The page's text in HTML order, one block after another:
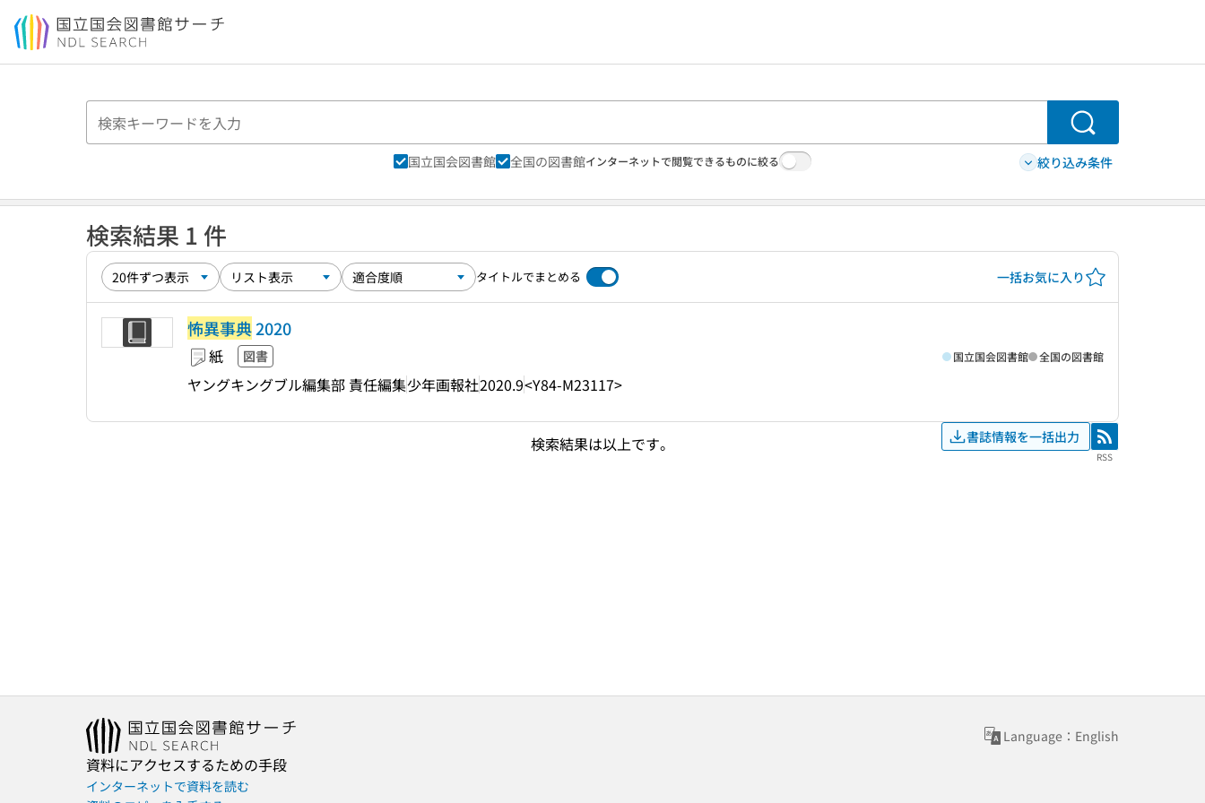
本文へ移動
検索
国立国会図書館 全国の図書館インターネットで閲覧できるものに絞る 絞り込み条件
検索結果 1 件
タイトルでまとめる 一括お気に入り
怖異事典2020
紙 図書
ヤングキングブル編集部 責任編集少年画報社2020.9<Y84-M23117>
国立国会図書館 全国の図書館
検索結果は以上です。 書誌情報を一括出力 RSS
RSS
Language：English
資料にアクセスするための手段
インターネットで資料を読む